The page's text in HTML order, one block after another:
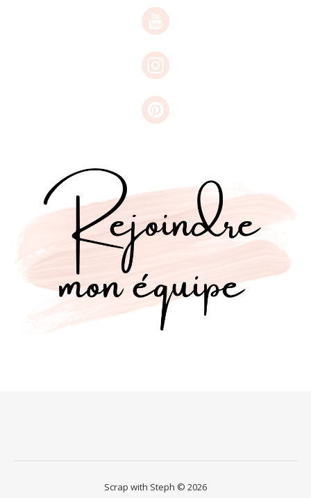
Scrap with Steph © 2026